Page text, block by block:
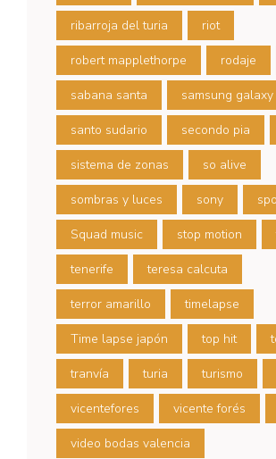
ribarroja del turia riot
robert mapplethorpe rodaje
sabana santa samsung galaxy
santo sudario secondo pia
sistema de zonas so alive
sombras y luces sony
Squad music stop motion
tenerife teresa calcuta
terror amarillo timelapse
Time lapse japón top hit
tranvía turia turismo
vicentefores vicente forés
video bodas valencia